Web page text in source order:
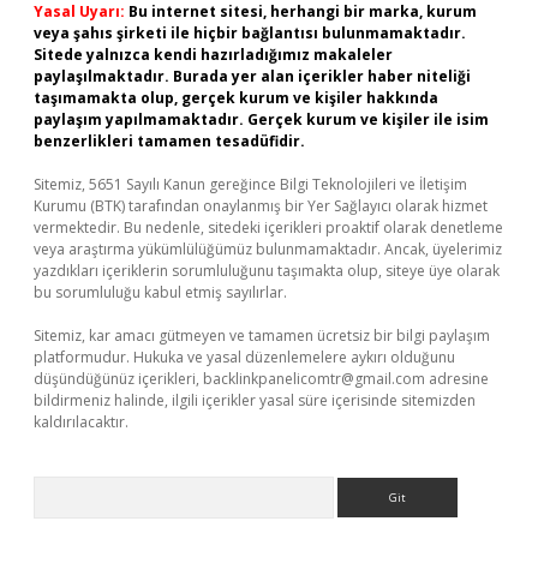
Yasal Uyarı: Bu internet sitesi, herhangi bir marka, kurum
veya şahıs şirketi ile hiçbir bağlantısı bulunmamaktadır.
Sitede yalnızca kendi hazırladığımız makaleler
paylaşılmaktadır. Burada yer alan içerikler haber niteliği
taşımamakta olup, gerçek kurum ve kişiler hakkında
paylaşım yapılmamaktadır. Gerçek kurum ve kişiler ile isim
benzerlikleri tamamen tesadüfidir.
Sitemiz, 5651 Sayılı Kanun gereğince Bilgi Teknolojileri ve İletişim
Kurumu (BTK) tarafından onaylanmış bir Yer Sağlayıcı olarak hizmet
vermektedir. Bu nedenle, sitedeki içerikleri proaktif olarak denetleme
veya araştırma yükümlülüğümüz bulunmamaktadır. Ancak, üyelerimiz
yazdıkları içeriklerin sorumluluğunu taşımakta olup, siteye üye olarak
bu sorumluluğu kabul etmiş sayılırlar.
Sitemiz, kar amacı gütmeyen ve tamamen ücretsiz bir bilgi paylaşım
platformudur. Hukuka ve yasal düzenlemelere aykırı olduğunu
düşündüğünüz içerikleri, backlinkpanelicomtr@gmail.com adresine
bildirmeniz halinde, ilgili içerikler yasal süre içerisinde sitemizden
kaldırılacaktır.